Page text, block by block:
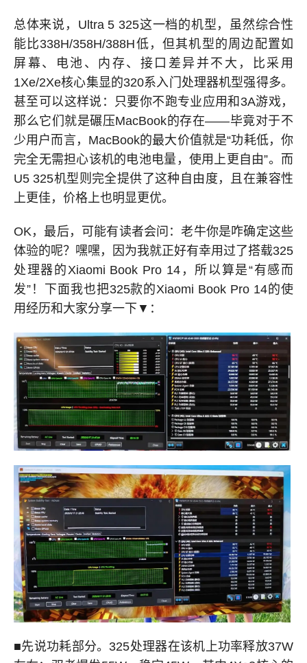
总体来说，Ultra 5 325这一档的机型，虽然综合性
能比338H/358H/388H低，但其机型的周边配置如
屏幕、电池、内存、接口差异并不大，比采用
1Xe/2Xe核心集显的320系入门处理器机型强得多。
甚至可以这样说：只要你不跑专业应用和3A游戏，
那么它们就是碾压MacBook的存在——毕竟对于不
少用户而言，MacBook的最大价值就是“功耗低，你
完全无需担心该机的电池电量，使用上更自由”。而
U5 325机型则完全提供了这种自由度，且在兼容性
上更佳，价格上也明显更优。
OK，最后，可能有读者会问：老牛你是咋确定这些
体验的呢？嘿嘿，因为我就正好有幸用过了搭载325
处理器的Xiaomi Book Pro 14，所以算是“有感而
发”！下面我也把325款的Xiaomi Book Pro 14的使
用经历和大家分享一下▼：
■先说功耗部分。325处理器在该机上功率释放37W